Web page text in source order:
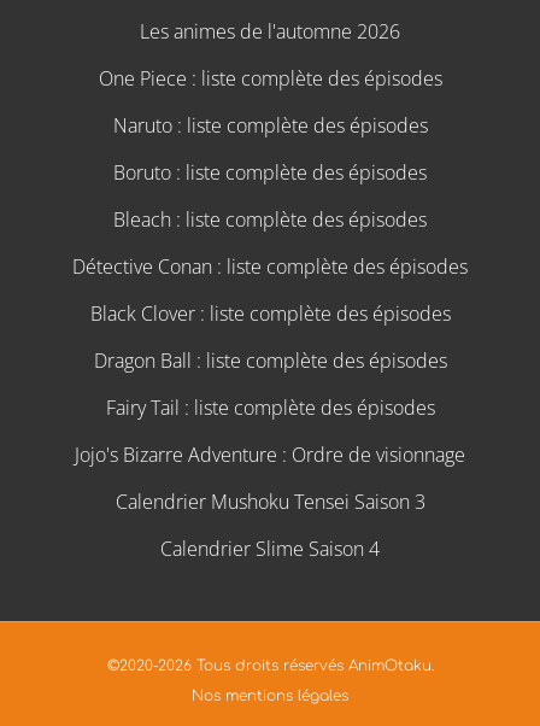
Les animes de l'automne 2026
One Piece : liste complète des épisodes
Naruto : liste complète des épisodes
Boruto : liste complète des épisodes
Bleach : liste complète des épisodes
Détective Conan : liste complète des épisodes
Black Clover : liste complète des épisodes
Dragon Ball : liste complète des épisodes
Fairy Tail : liste complète des épisodes
Jojo's Bizarre Adventure : Ordre de visionnage
Calendrier Mushoku Tensei Saison 3
Calendrier Slime Saison 4
©2020-2026 Tous droits réservés AnimOtaku.
Nos mentions légales